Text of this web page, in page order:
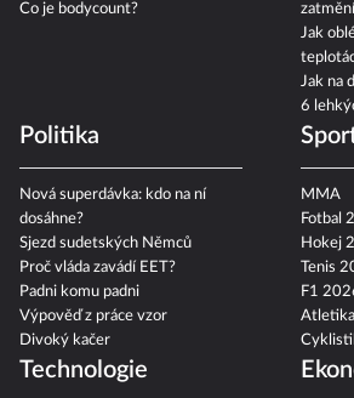
Co je bodycount?
Jak
Jak na
6
Politika
Nová superdávka: kdo na ní
dosáhne?
Sjezd sudetských Němců
Proč vláda zavádí EET?
Padni komu padni
Výpověď z práce vzor
Divoký kačer
MMA
Fotbal
Hokej
Tenis
F1
Technologie